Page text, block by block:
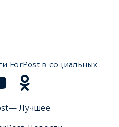
ForPost в социальных
Лучшее